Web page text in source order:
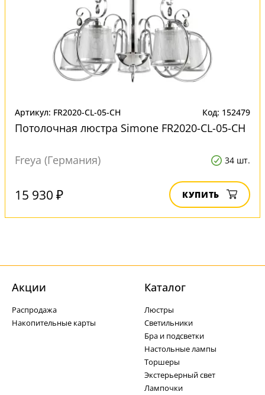
Артикул: FR2020-CL-05-CH Код: 152479
Потолочная люстра Simone FR2020-CL-05-CH
Freya (Германия) 34 шт.
15 930 ₽ КУПИТЬ
Акции
Распродажа
Накопительные карты
Каталог
Люстры
Светильники
Бра и подсветки
Настольные лампы
Торшеры
Экстерьерный свет
Лампочки